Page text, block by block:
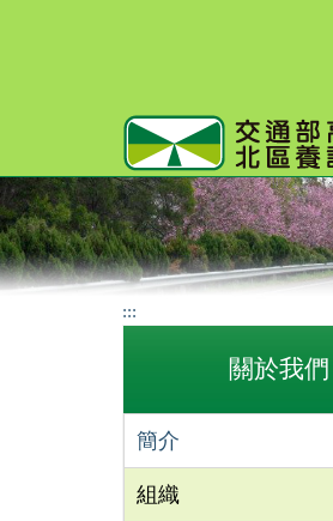
:::
關於我們
簡介
組織